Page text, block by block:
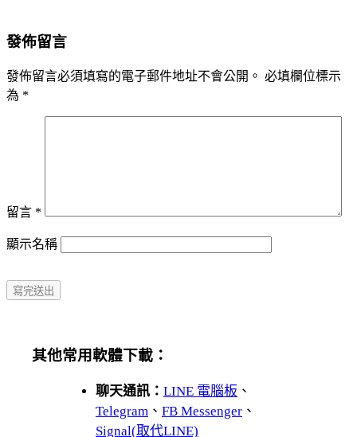
發佈留言
發佈留言必須填寫的電子郵件地址不會公開。 必填欄位標示
為 *
留言 *
顯示名稱
其他常用軟體下載：
聊天通訊： LINE 電腦板 、
Telegram 、 FB Messenger 、
Signal(取代LINE)